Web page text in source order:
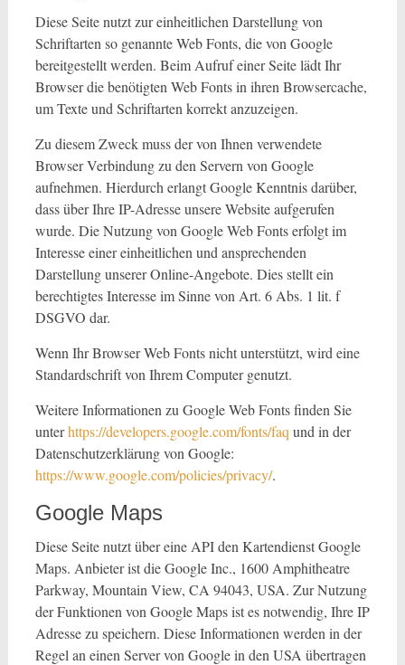
Diese Seite nutzt zur einheitlichen Darstellung von
Schriftarten so genannte Web Fonts, die von Google
bereitgestellt werden. Beim Aufruf einer Seite lädt Ihr
Browser die benötigten Web Fonts in ihren Browsercache,
um Texte und Schriftarten korrekt anzuzeigen.
Zu diesem Zweck muss der von Ihnen verwendete
Browser Verbindung zu den Servern von Google
aufnehmen. Hierdurch erlangt Google Kenntnis darüber,
dass über Ihre IP-Adresse unsere Website aufgerufen
wurde. Die Nutzung von Google Web Fonts erfolgt im
Interesse einer einheitlichen und ansprechenden
Darstellung unserer Online-Angebote. Dies stellt ein
berechtigtes Interesse im Sinne von Art. 6 Abs. 1 lit. f
DSGVO dar.
Wenn Ihr Browser Web Fonts nicht unterstützt, wird eine
Standardschrift von Ihrem Computer genutzt.
Weitere Informationen zu Google Web Fonts finden Sie
unterhttps://developers.google.com/fonts/faq und in der
Datenschutzerklärung von Google:
https://www.google.com/policies/privacy/.
Google Maps
Diese Seite nutzt über eine API den Kartendienst Google
Maps. Anbieter ist die Google Inc., 1600 Amphitheatre
Parkway, Mountain View, CA 94043, USA. Zur Nutzung
der Funktionen von Google Maps ist es notwendig, Ihre IP
Adresse zu speichern. Diese Informationen werden in der
Regel an einen Server von Google in den USA übertragen